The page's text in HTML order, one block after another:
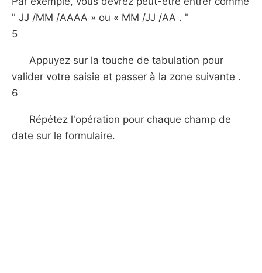
" JJ /MM /AAAA » ou « MM /JJ /AA . "
5
Appuyez sur la touche de tabulation pour
valider votre saisie et passer à la zone suivante .
6
Répétez l'opération pour chaque champ de
date sur le formulaire.